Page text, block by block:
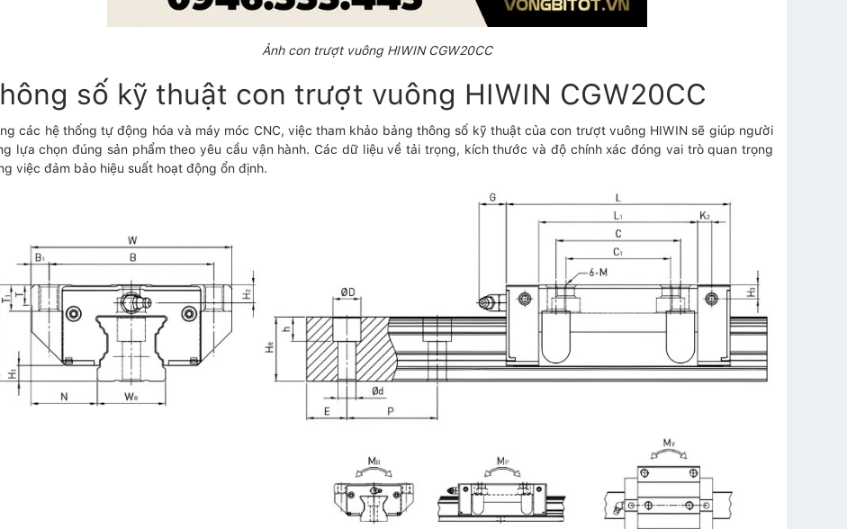
Ảnh con trượt vuông HIWIN CGW20CC
số kỹ thuật con trượt vuông HIWIN CGW20CC
các hệ thống tự động hóa và máy móc CNC, việc tham khảo bảng thông số kỹ thuật của con trượt vuông HIWIN sẽ giúp người
lựa chọn đúng sản phẩm theo yêu cầu vận hành. Các dữ liệu về tải trọng, kích thước và độ chính xác đóng vai trò quan trọng
việc đảm bảo hiệu suất hoạt động ổn định.